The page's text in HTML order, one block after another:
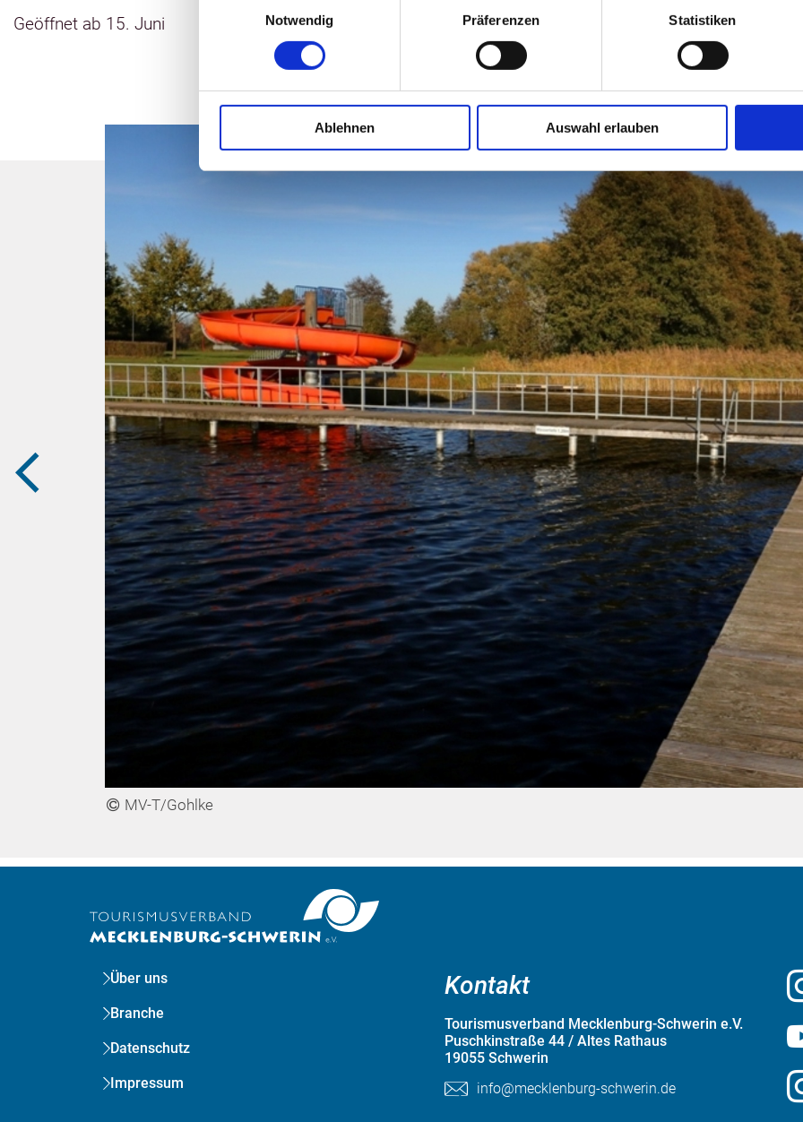
Notwendig
Präferenzen Statistiken
Ablehnen Auswahl erlauben
Geöffnet ab 15. Juni
zurück
MV-T/Gohlke
Über uns
Branche
Datenschutz
Impressum
Kontakt
Tourismusverband Mecklenburg-Schwerin e.V.
Puschkinstraße 44 / Altes Rathaus
19055 Schwerin
info@mecklenburg-schwerin.de